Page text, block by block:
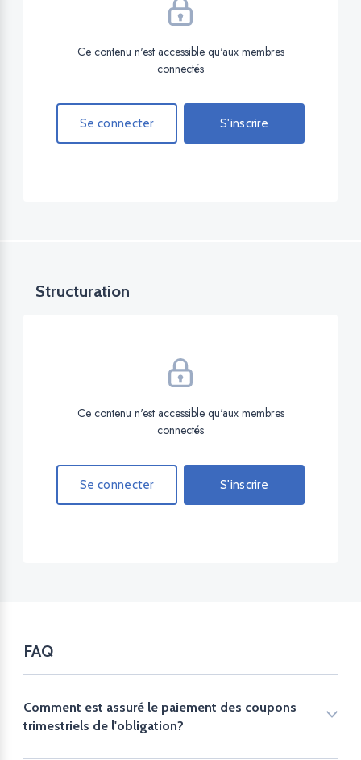
Ce contenu n'est accessible qu'aux membres
connectés
Se connecter S'inscrire
Structuration
Ce contenu n'est accessible qu'aux membres
connectés
Se connecter S'inscrire
FAQ
Comment est assuré le paiement des coupons
trimestriels de l'obligation?